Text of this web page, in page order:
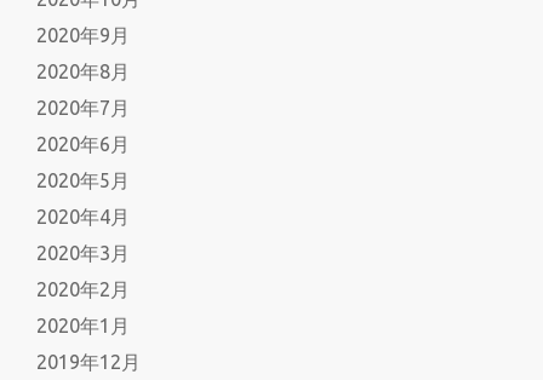
2020年9月
2020年8月
2020年7月
2020年6月
2020年5月
2020年4月
2020年3月
2020年2月
2020年1月
2019年12月